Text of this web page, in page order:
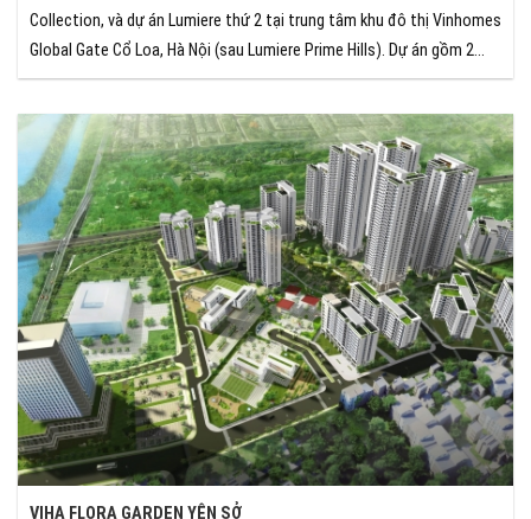
Collection, và dự án Lumiere thứ 2 tại trung tâm khu đô thị Vinhomes
Global Gate Cổ Loa, Hà Nội (sau Lumiere Prime Hills). Dự án gồm 2
toà căn hộ cao 45 tầng, lấy hình ảnh từ đoá sen thanh tao vươn
mình bên hồ trung tâm (hồ Thiên Nga) rộng 32ha.
VIHA FLORA GARDEN YÊN SỞ